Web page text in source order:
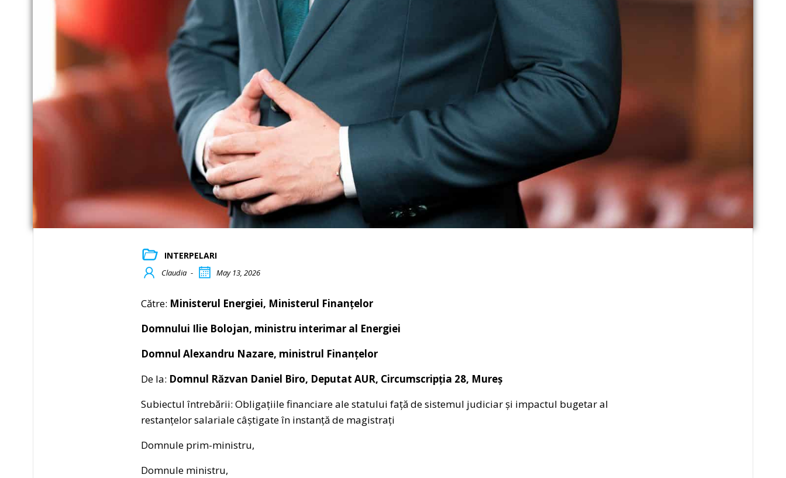
INTERPELARI
Claudia - May 13, 2026
Către: Ministerul Energiei, Ministerul Finanțelor
Domnului Ilie Bolojan, ministru interimar al Energiei
Domnul Alexandru Nazare, ministrul Finanțelor
De la: Domnul Răzvan Daniel Biro, Deputat AUR, Circumscripția 28, Mureș
Subiectul întrebării: Obligațiile financiare ale statului față de sistemul judiciar și impactul bugetar al
restanțelor salariale câștigate în instanță de magistrați
Domnule prim-ministru,
Domnule ministru,